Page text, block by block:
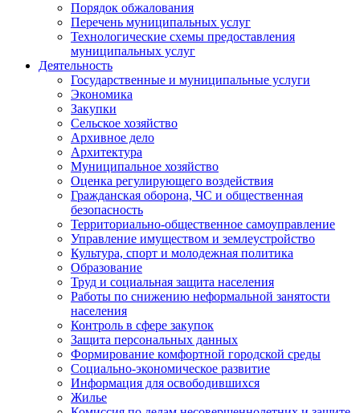
Порядок обжалования
Перечень муниципальных услуг
Технологические схемы предоставления
муниципальных услуг
Деятельность
Государственные и муниципальные услуги
Экономика
Закупки
Сельское хозяйство
Архивное дело
Архитектура
Муниципальное хозяйство
Оценка регулирующего воздействия
Гражданская оборона, ЧС и общественная
безопасность
Территориально-общественное самоуправление
Управление имуществом и землеустройство
Культура, спорт и молодежная политика
Образование
Труд и социальная защита населения
Работы по снижению неформальной занятости
населения
Контроль в сфере закупок
Защита персональных данных
Формирование комфортной городской среды
Социально-экономическое развитие
Информация для освободившихся
Жилье